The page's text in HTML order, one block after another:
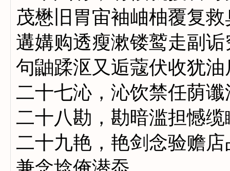
茂懋旧胃宙袖岫柚覆复
遘媾购透瘦漱镂鹫走副
句鼬蹂沤又逅蔻伏收犹
二十七沁，沁饮禁任荫
二十八勘，勘暗滥担憾
二十九艳，艳剑念验赡